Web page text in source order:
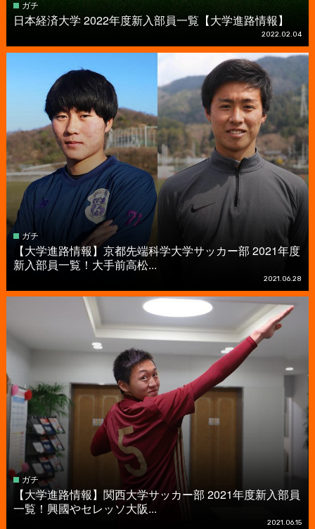
ガチ
日本経済大学 2022年度新入部員一覧【大学進路情報】
2022.02.04
ガチ
【大学進路情報】京都先端科学大学サッカー部 2021年度
新入部員一覧！大手前高松...
2021.06.28
ガチ
【大学進路情報】関西大学サッカー部 2021年度新入部員
一覧！興國やセレッソ大阪...
2021.06.15